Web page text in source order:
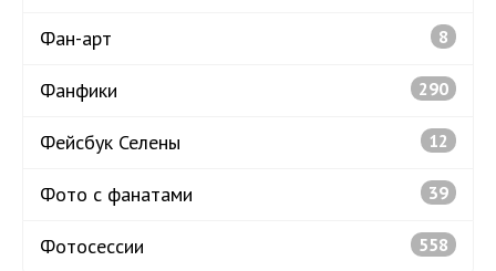
Фан-арт 8
Фанфики 290
Фейсбук Селены 12
Фото с фанатами 39
Фотосессии 558